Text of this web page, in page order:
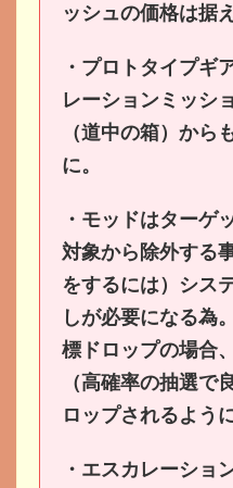
ッシュの価格は据
・プロトタイプギ
レーションミッシ
（道中の箱）から
に。
・モッドはターゲ
対象から除外する
をするには）シス
しが必要になる為
標ドロップの場合
（高確率の抽選で
ロップされるように
・エスカレーショ